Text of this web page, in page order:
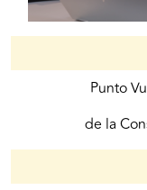
Punto
de la